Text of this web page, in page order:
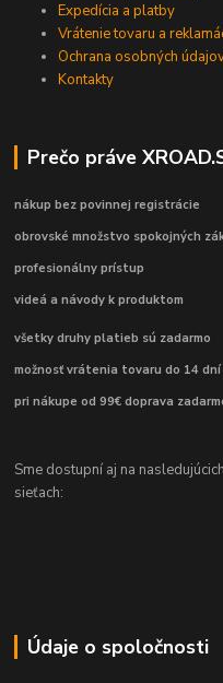
Expedícia a platby
Vrátenie tovaru a
Ochrana osobných
Kontakty
Prečo práve
nákup bez povinnej registrácie
obrovské množstvo spokojných
profesionálny prístup
videá a návody k produktom
všetky druhy platieb sú zadarmo
možnosť vrátenia tovaru do 14 dní
pri nákupe od 99€ doprava
Sme dostupní aj na
sieťach:
Údaje o spoločnosti